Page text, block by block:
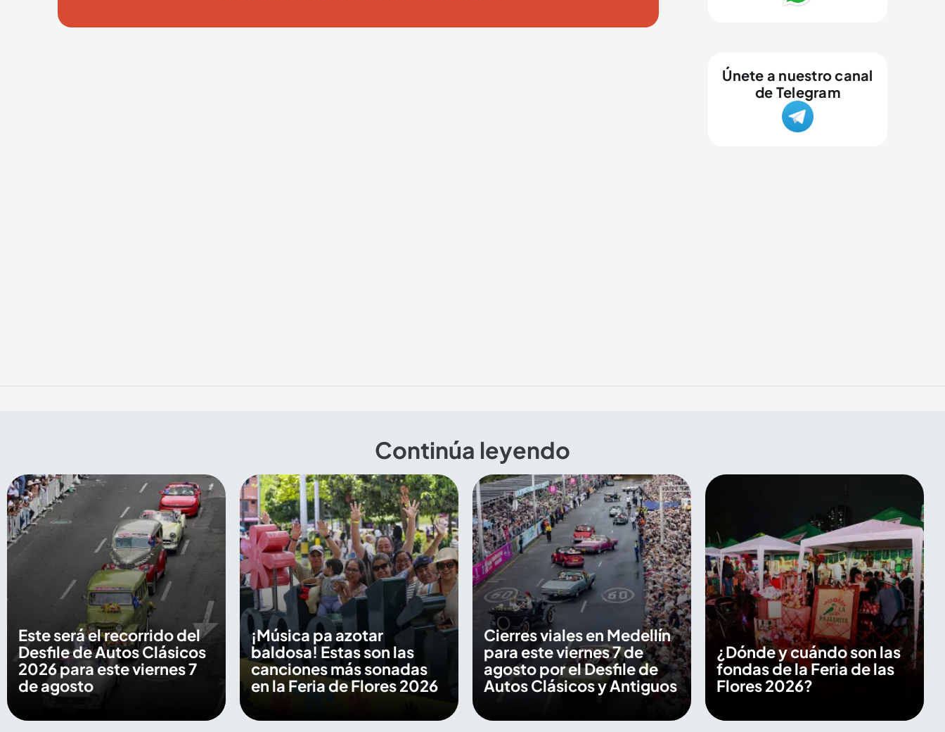
Únete a nuestro canal
de Telegram
Continúa leyendo
Este será el recorrido del
Desfile de Autos Clásicos
2026 para este viernes 7
de agosto
¡Música pa azotar
baldosa! Estas son las
canciones más sonadas
en la Feria de Flores 2026
Cierres viales en Medellín
para este viernes 7 de
agosto por el Desfile de
Autos Clásicos y Antiguos
¿Dónde y cuándo son las
fondas de la Feria de las
Flores 2026?